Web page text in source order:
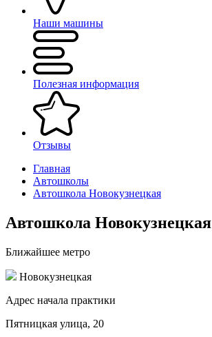
Наши машины
Полезная информация
Отзывы
Главная
Автошколы
Автошкола Новокузнецкая
Автошкола Новокузнецкая
Ближайшее метро
Новокузнецкая
Адрес начала практики
Пятницкая улица, 20